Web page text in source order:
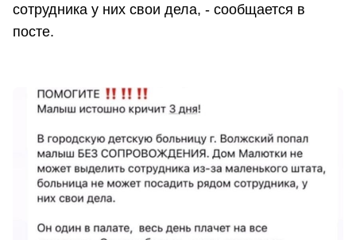
сотрудника у них свои дела, - сообщается в
посте.